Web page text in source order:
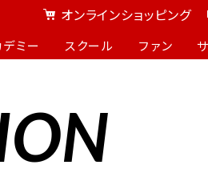
オンラインショッピング
ミー スクール ファン